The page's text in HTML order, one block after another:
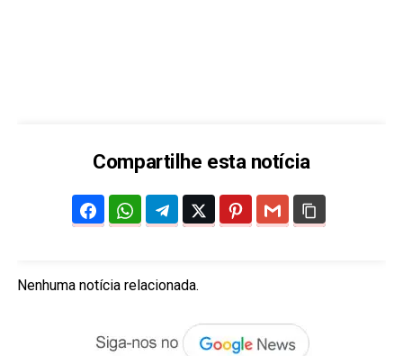
Compartilhe esta notícia
Nenhuma notícia relacionada.